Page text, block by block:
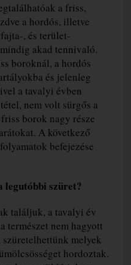
a friss,
a hordós, illetve
, és terület-
akad tennivaló.
boroknál, a hordós
és jelenleg
a tavalyi évben
nem volt sürgős a
borok nagy része
A következő
befejezése
legutóbbi szüret?
találjuk, a tavalyi év
természet nem hagyott
melyek
hordoztak.